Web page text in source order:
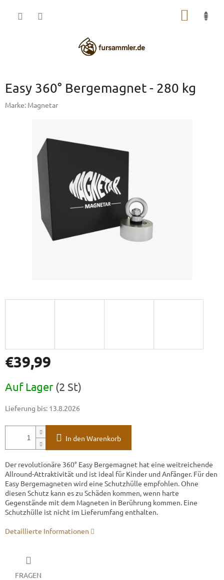
Easy 360° Bergemagnet - 280 kg
Marke: Magnetar
€39,99
Auf Lager(2 St)
Lieferung bis: 13.8.2026
In den Warenkorb
Der revolutionäre 360° Easy Bergemagnet hat eine weitreichende
Allround-Attraktivität und ist ideal für Kinder und Anfänger. Für den
Easy Bergemagneten wird eine Schutzhülle empfohlen. Ohne
diesen Schutz kann es zu Schäden kommen, wenn harte
Gegenstände mit dem Magneten in Berührung kommen. Eine
Schutzhülle ist nicht im Lieferumfang enthalten.
Detaillierte Informationen
FRAGEN